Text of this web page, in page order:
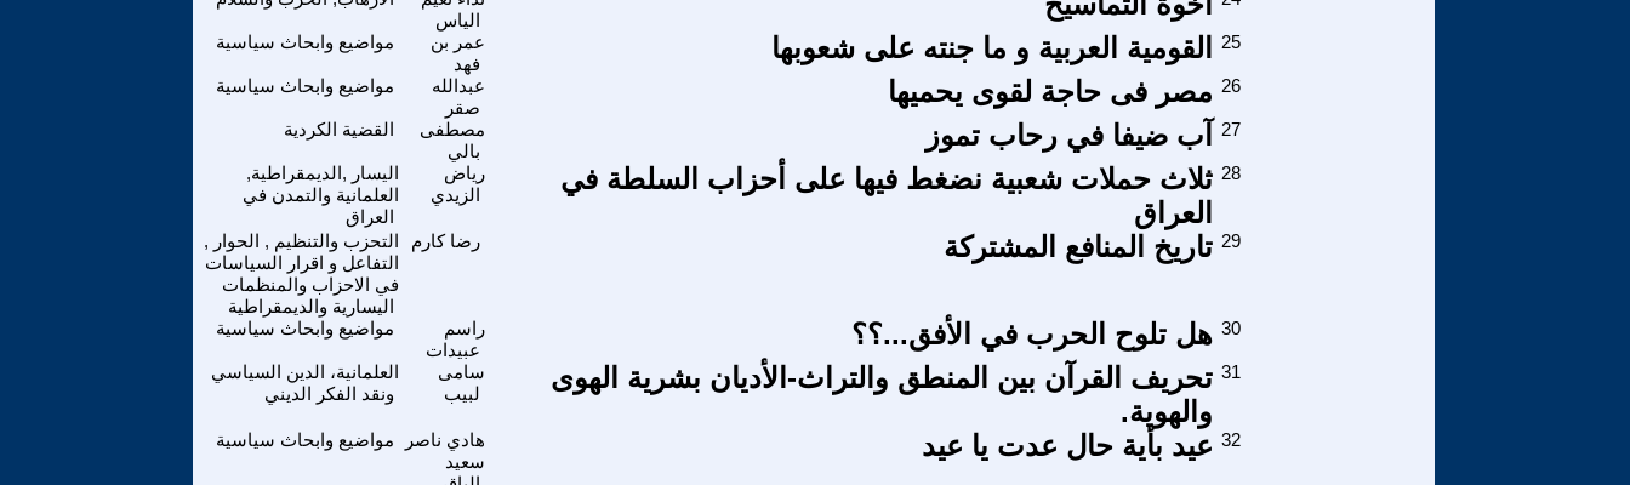
الياس
مواضيع وابحاث سياسية
عمر بن
فهد
القومية العربية و ما جنته على شعوبها 25
مواضيع وابحاث سياسية
عبدالله
صقر
مصر فى حاجة لقوى يحميها 26
القضية الكردية
مصطفى
بالي
آب ضيفا في رحاب تموز 27
اليسار ,الديمقراطية,
العلمانية والتمدن في
العراق
رياض
الزيدي
ثلاث حملات شعبية نضغط فيها على أحزاب السلطة في
العراق
28
التحزب والتنظيم , الحوار ,
التفاعل و اقرار السياسات
في الاحزاب والمنظمات
اليسارية والديمقراطية
رضا كارم تاريخ المنافع المشتركة 29
مواضيع وابحاث سياسية
راسم
عبيدات
هل تلوح الحرب في الأفق...؟؟ 30
العلمانية، الدين السياسي
ونقد الفكر الديني
سامى
لبيب
تحريف القرآن بين المنطق والتراث-الأديان بشرية الهوى
والهوية.
31
مواضيع وابحاث سياسية
هادي ناصر
سعيد
عيد بأية حال عدت يا عيد 32